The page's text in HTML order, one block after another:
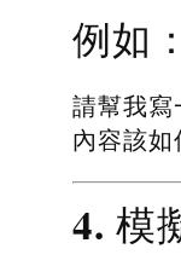
例如：
請幫我
內容該如
4. 模